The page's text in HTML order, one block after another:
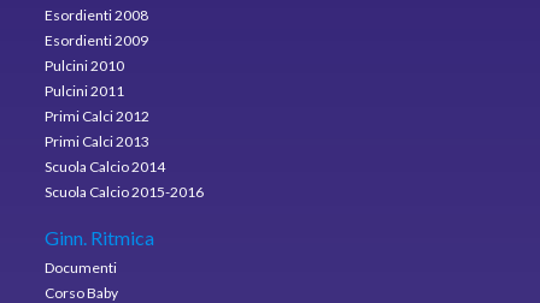
Esordienti 2008
Esordienti 2009
Pulcini 2010
Pulcini 2011
Primi Calci 2012
Primi Calci 2013
Scuola Calcio 2014
Scuola Calcio 2015-2016
Ginn. Ritmica
Documenti
Corso Baby